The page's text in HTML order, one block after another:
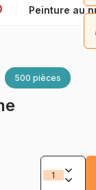
Peinture au
500 pièces